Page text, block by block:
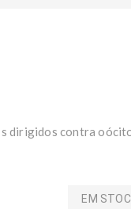
dirigidos contra
EM